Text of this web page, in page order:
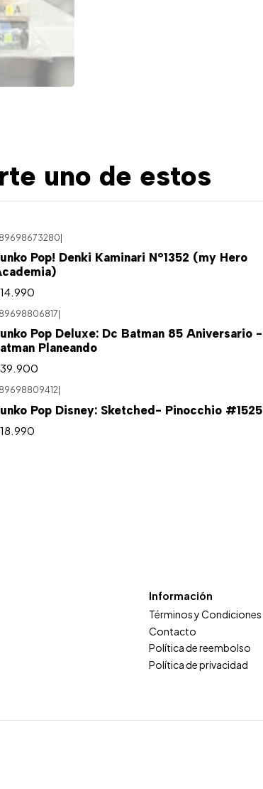
uno de estos
|
Pop! Denki Kaminari N°1352 (my Hero
Pop Deluxe: Dc Batman 85 Aniversario -
Planeando
|
Pop Disney: Sketched- Pinocchio #1525
Información
Términos y Condiciones
Contacto
Política de reembolso
Política de privacidad